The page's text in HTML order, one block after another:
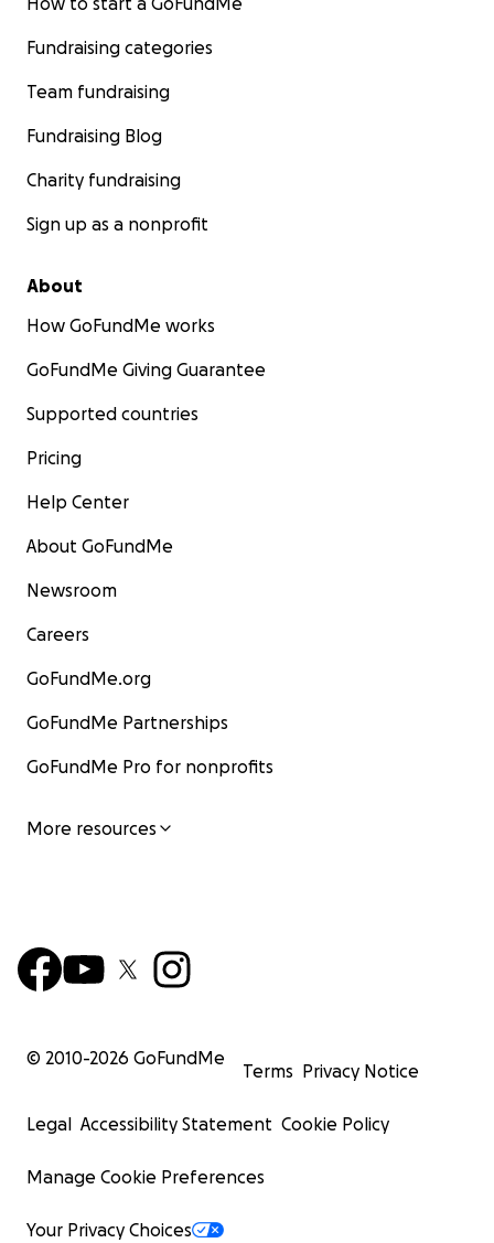
Fundraising categories
Team fundraising
Fundraising Blog
Charity fundraising
Sign up as a nonprofit
About
How GoFundMe works
GoFundMe Giving Guarantee
Supported countries
Pricing
Help Center
About GoFundMe
Newsroom
Careers
GoFundMe.org
GoFundMe Partnerships
GoFundMe Pro for nonprofits
More resources
© 2010-2026 GoFundMe
Terms Privacy Notice
Legal Accessibility Statement Cookie Policy
Manage Cookie Preferences
Your Privacy Choices